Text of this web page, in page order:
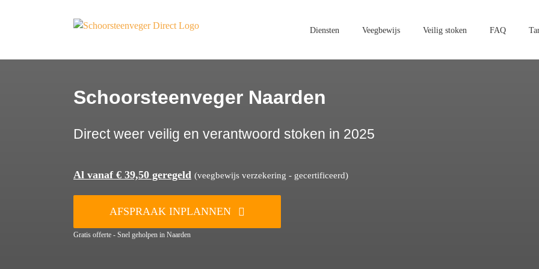
Diensten Veegbewijs Veilig stoken FAQ
Schoorsteenveger Naarden
Direct weer veilig en verantwoord stoken in 2025
Al vanaf € 39,50 geregeld (veegbewijs verzekering - gecertificeerd)
AFSPRAAK INPLANNEN
Gratis offerte - Snel geholpen in Naarden